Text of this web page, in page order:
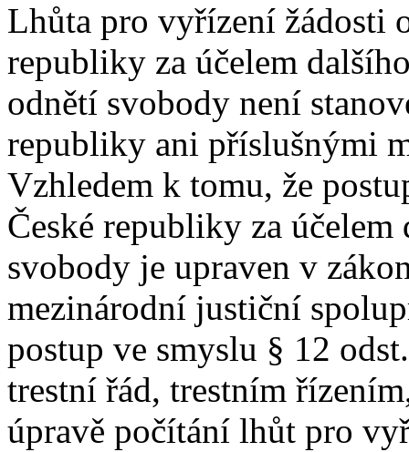
Lhůta pro vyřízení žádosti
republiky za účelem
odnětí svobody není
republiky ani příslušnými
Vzhledem k tomu, že
České republiky za
svobody je upraven v
mezinárodní justiční
postup ve smyslu § 12
trestní řád, trestním
úpravě počítání lhůt pro